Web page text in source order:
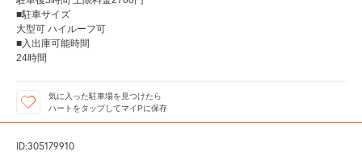
■駐車サイズ
大型可 ハイルーフ可
■入出庫可能時間
24時間
気に入った駐車場を見つけたら
ハートをタップしてマイPに保存
ID:305179910